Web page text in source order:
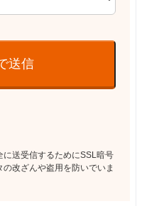
送信
に送受信するためにSSL暗号
改ざんや盗用を防いでいま